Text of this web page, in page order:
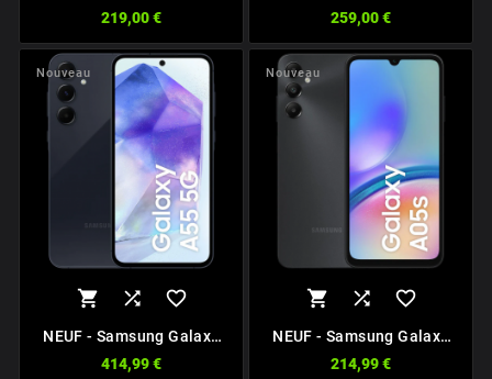
219,00 € 259,00 €
Nouveau
  
NEUF - Samsung Galaxy
414,99 €
Nouveau
  
NEUF - Samsung Galaxy
214,99 €